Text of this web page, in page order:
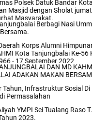
Polsek Datuk Bandar
Masjid dengan Sholat
Masyarakat.
Berbagi Nasi
Korps Alumni
Kota Tanjungbalai Ke-56
- 17 September 2022
DAN MD
ADAKAN MAKAN
Tahun, Infrastruktur Sosial
Permasalahan
YMPI Sei Tualang Raso
2023.